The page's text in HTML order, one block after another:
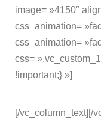
image= »4150″
css_animation=
css_animation=
css=
!important;} »]
[/vc_column_text][/